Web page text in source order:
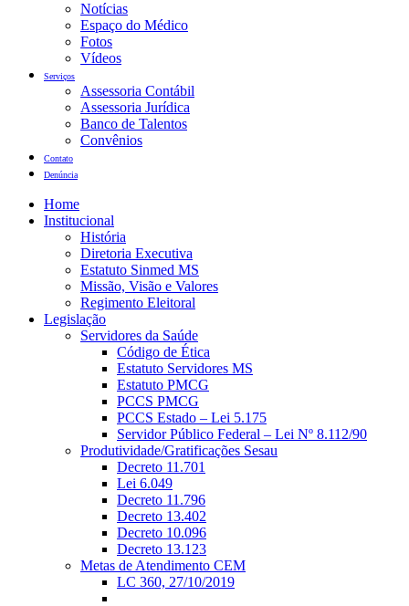
Notícias
Espaço do Médico
Fotos
Vídeos
Serviços
Assessoria Contábil
Assessoria Jurídica
Banco de Talentos
Convênios
Contato
Denúncia
Home
Institucional
História
Diretoria Executiva
Estatuto Sinmed MS
Missão, Visão e Valores
Regimento Eleitoral
Legislação
Servidores da Saúde
Código de Ética
Estatuto Servidores MS
Estatuto PMCG
PCCS PMCG
PCCS Estado – Lei 5.175
Servidor Público Federal – Lei Nº 8.112/90
Produtividade/Gratificações Sesau
Decreto 11.701
Lei 6.049
Decreto 11.796
Decreto 13.402
Decreto 10.096
Decreto 13.123
Metas de Atendimento CEM
LC 360, 27/10/2019